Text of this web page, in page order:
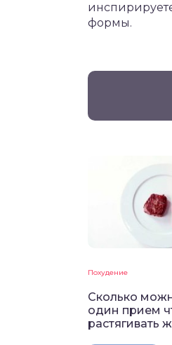
формы.
Похудение
Сколько
один прием
растягивать